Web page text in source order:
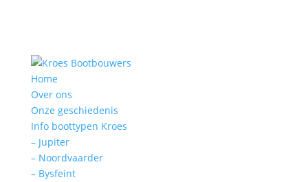
Home
Over ons
Onze geschiedenis
Info boottypen Kroes
– Jupiter
– Noordvaarder
– Bysfeint